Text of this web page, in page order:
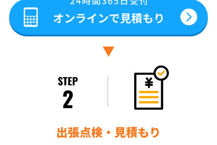
出張点検・見積もり